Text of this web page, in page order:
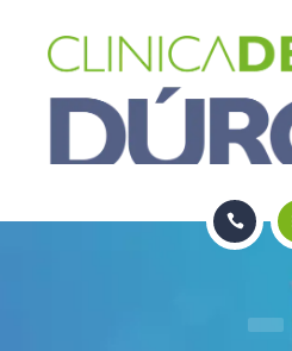
CONTACTO